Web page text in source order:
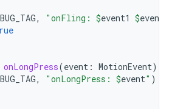
, "onFling: $event1 $event2
onLongPress(event : MotionEvent)
, "onLongPress: $event" )